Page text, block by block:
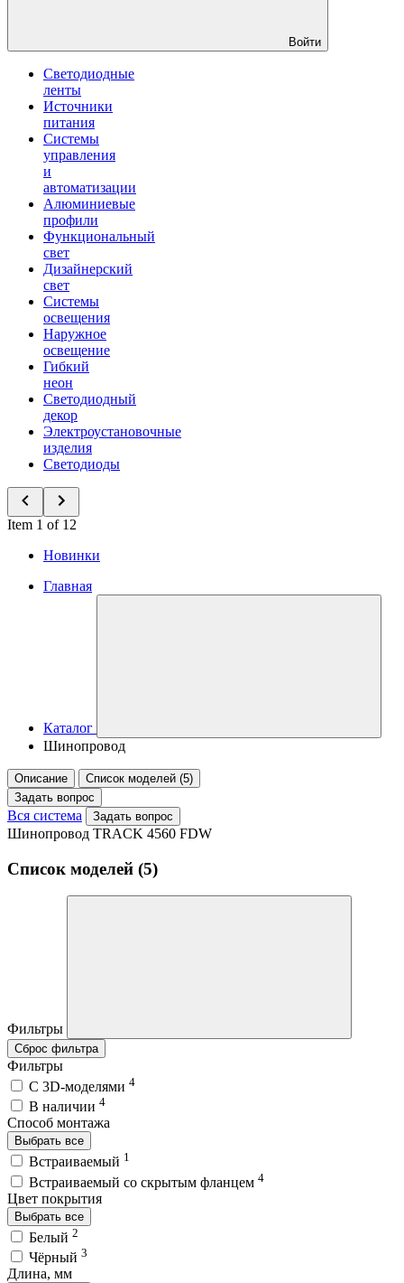
Войти
Светодиодные
ленты
Источники
питания
Системы
управления
и
автоматизации
Алюминиевые
профили
Функциональный
свет
Дизайнерский
свет
Системы
освещения
Наружное
освещение
Гибкий
неон
Светодиодный
декор
Электроустановочные
изделия
Светодиоды
Item 1 of 12
Новинки
Главная
Каталог
Шинопровод
Описание
Список моделей (5)
Задать вопрос
Вся система Задать вопрос
Шинопровод TRACK 4560 FDW
Список моделей (5)
Фильтры
Сброс фильтра
Фильтры
C 3D-моделями 4
В наличии 4
Способ монтажа
Выбрать все
Встраиваемый 1
Встраиваемый со скрытым фланцем 4
Цвет покрытия
Выбрать все
Белый 2
Чёрный 3
Длина, мм